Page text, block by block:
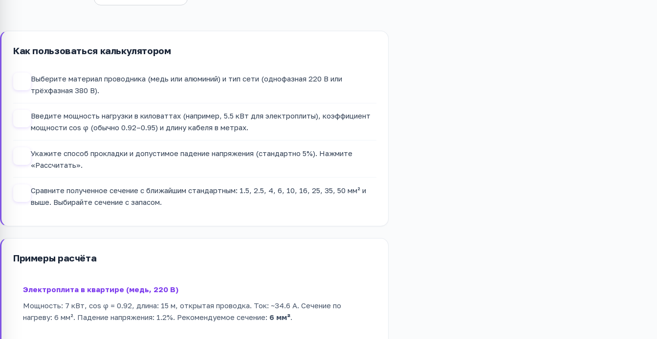
Как пользоваться калькулятором
Выберите материал проводника (медь или алюминий) и тип сети (однофазная 220 В или
трёхфазная 380 В).
Введите мощность нагрузки в киловаттах (например, 5.5 кВт для электроплиты), коэффициент
мощности cos φ (обычно 0.92–0.95) и длину кабеля в метрах.
Укажите способ прокладки и допустимое падение напряжения (стандартно 5%). Нажмите
«Рассчитать».
Сравните полученное сечение с ближайшим стандартным: 1.5, 2.5, 4, 6, 10, 16, 25, 35, 50 мм² и
выше. Выбирайте сечение с запасом.
Примеры расчёта
Электроплита в квартире (медь, 220 В)
Мощность: 7 кВт, cos φ = 0.92, длина: 15 м, открытая проводка. Ток: ~34.6 А. Сечение по
нагреву: 6 мм². Падение напряжения: 1.2%. Рекомендуемое сечение: 6 мм².